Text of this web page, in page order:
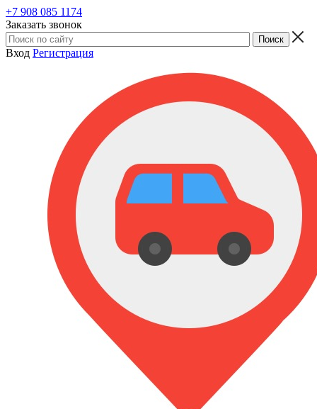
+7 908 085 1174
Заказать звонок
Вход Регистрация